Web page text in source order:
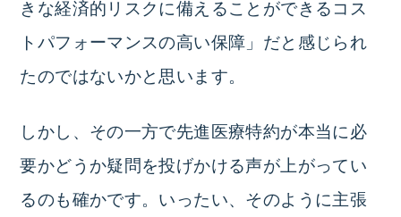
きな経済的リスクに備えることができるコス
トパフォーマンスの高い保障」だと感じられ
たのではないかと思います。
しかし、その一方で先進医療特約が本当に必
要かどうか疑問を投げかける声が上がってい
るのも確かです。いったい、そのように主張